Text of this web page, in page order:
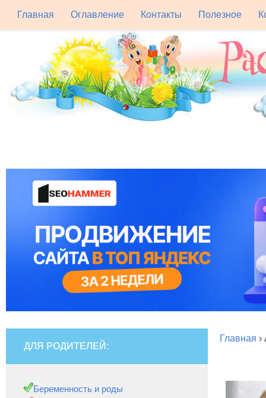
Главная Оглавление Контакты Полезное
Главная ›
ДЛЯ РОДИТЕЛЕЙ:
Беременность и роды